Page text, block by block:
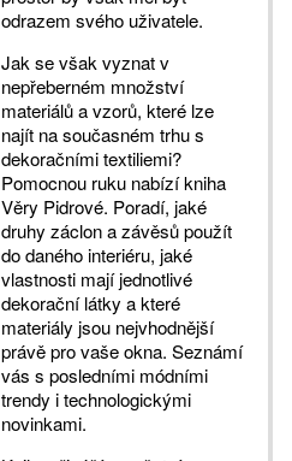
odrazem svého uživatele.
Jak se však vyznat v
nepřeberném množství
materiálů a vzorů, které lze
najít na současném trhu s
dekoračními textiliemi?
Pomocnou ruku nabízí kniha
Věry Pidrové. Poradí, jaké
druhy záclon a závěsů použít
do daného interiéru, jaké
vlastnosti mají jednotlivé
dekorační látky a které
materiály jsou nejvhodnější
právě pro vaše okna. Seznámí
vás s posledními módními
trendy i technologickými
novinkami.